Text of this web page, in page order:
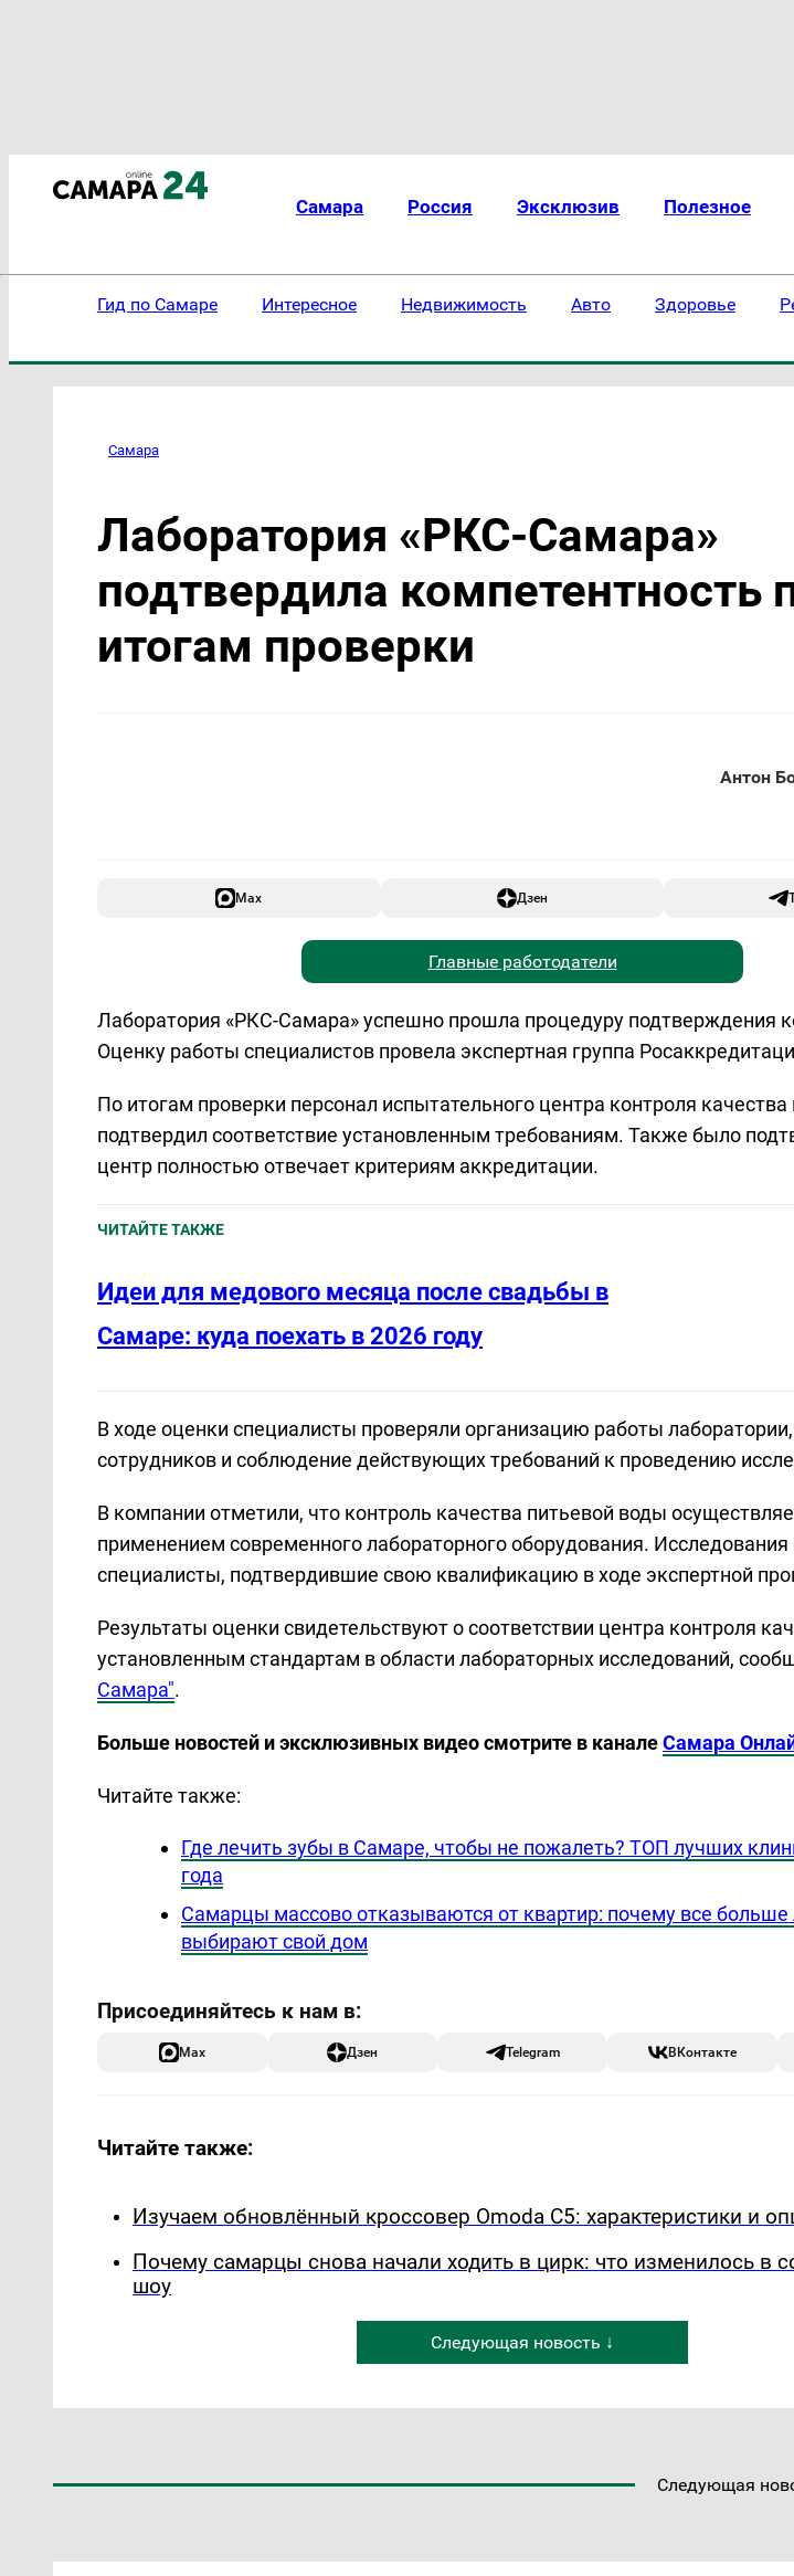
Самара Россия Эксклюзив Полезное
Гид по Самаре Интересное Недвижимость Авто Здоровье
Самара
Лаборатория «РКС-Самара»
подтвердила компетентность
итогам проверки
Антон
Max Дзен
Главные работодатели
Лаборатория «РКС-Самара» успешно прошла процедуру подтверждения
Оценку работы специалистов провела экспертная группа
По итогам проверки персонал испытательного центра контроля
подтвердил соответствие установленным требованиям. Также было
центр полностью отвечает критериям аккредитации.
ЧИТАЙТЕ ТАКЖЕ
Идеи для медового месяца после свадьбы в
Самаре: куда поехать в 2026 году
В ходе оценки специалисты проверяли организацию работы
сотрудников и соблюдение действующих требований к проведению
В компании отметили, что контроль качества питьевой воды
применением современного лабораторного оборудования. Исследования
специалисты, подтвердившие свою квалификацию в ходе экспертной
Результаты оценки свидетельствуют о соответствии центра контроля
установленным стандартам в области лабораторных исследований,
Самара".
Больше новостей и эксклюзивных видео смотрите в каналеСамара
Читайте также:
Где лечить зубы в Самаре, чтобы не пожалеть? ТОП лучших
года
Самарцы массово отказываются от квартир: почему все
выбирают свой дом
Max Дзен Telegram ВКонтакте
Читайте также:
Изучаем обновлённый кроссовер Omoda C5: характеристики и
Почему самарцы снова начали ходить в цирк: что изменилось в
шоу
Следующая новость ↓
Следующая